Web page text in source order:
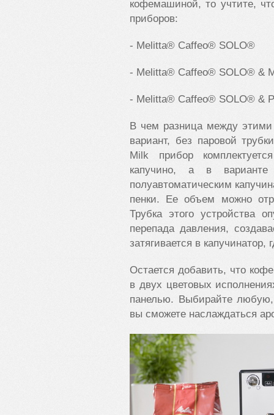
кофемашиной, то учтите,
приборов:
- Melitta® Caffeo® SOLO®
- Melitta® Caffeo® SOLO® &
- Melitta® Caffeo® SOLO® &
В чем разница между
вариант, без паровой
Milk прибор
капучино, а в
полуавтоматическим
пенки. Ее объем можно
Трубка этого устройства
перепада давления,
затягивается в
Остается добавить, что
в двух цветовых
панелью. Выбирайте
вы сможете наслаждаться